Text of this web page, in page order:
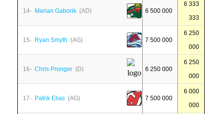
14- Marian Gaborik (AD) 6 500 000
6 333
333
15- Ryan Smyth (AG) 7 500 000
6 250
000
16- Chris Pronger (D) 6 250 000
6 250
000
17- Patrik Elias (AG) 7 500 000
6 000
000